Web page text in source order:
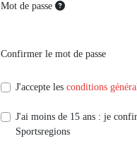
Mot de passe
Confirmer le mot de passe
J'accepte les conditions
J'ai moins de 15 ans : je
Sportsregions